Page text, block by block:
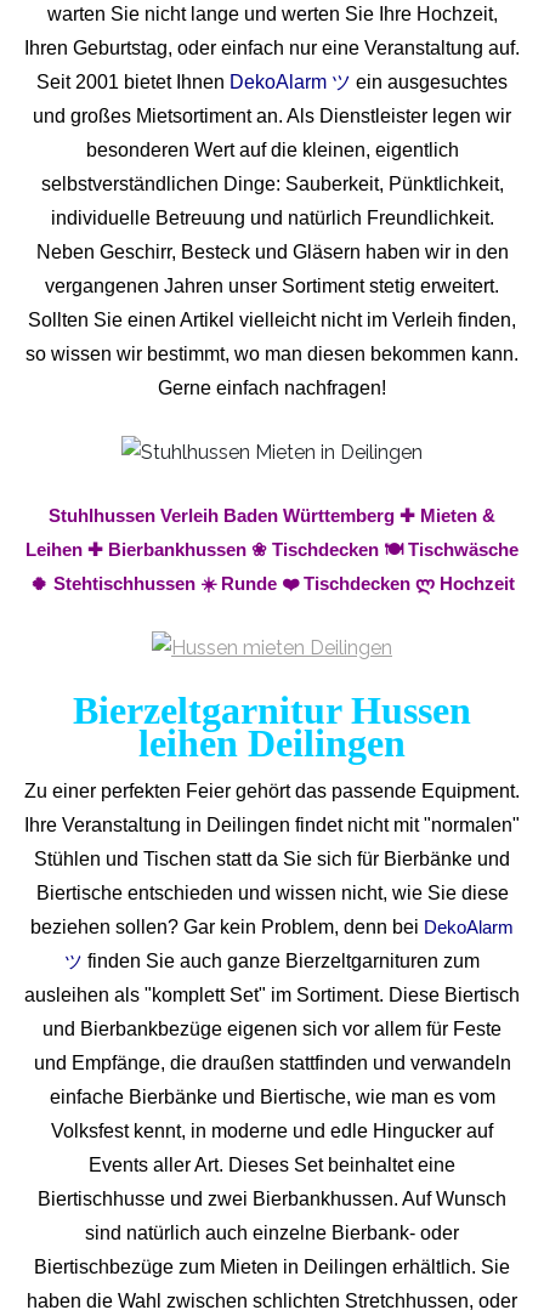
warten Sie nicht lange und werten Sie Ihre Hochzeit,
Ihren Geburtstag, oder einfach nur eine Veranstaltung auf.
Seit 2001 bietet Ihnen DekoAlarm ツ ein ausgesuchtes
und großes Mietsortiment an. Als Dienstleister legen wir
besonderen Wert auf die kleinen, eigentlich
selbstverständlichen Dinge: Sauberkeit, Pünktlichkeit,
individuelle Betreuung und natürlich Freundlichkeit.
Neben Geschirr, Besteck und Gläsern haben wir in den
vergangenen Jahren unser Sortiment stetig erweitert.
Sollten Sie einen Artikel vielleicht nicht im Verleih finden,
so wissen wir bestimmt, wo man diesen bekommen kann.
Gerne einfach nachfragen!
Stuhlhussen Verleih Baden Württemberg ✚ Mieten &
Leihen ✚ Bierbankhussen ❀ Tischdecken 🍽️ Tischwäsche
🍀 Stehtischhussen ☀️ Runde ❤️ Tischdecken ლ Hochzeit
Bierzeltgarnitur Hussen
leihen Deilingen
Zu einer perfekten Feier gehört das passende Equipment.
Ihre Veranstaltung in Deilingen findet nicht mit "normalen"
Stühlen und Tischen statt da Sie sich für Bierbänke und
Biertische entschieden und wissen nicht, wie Sie diese
beziehen sollen? Gar kein Problem, denn bei DekoAlarm
ツ finden Sie auch ganze Bierzeltgarnituren zum
ausleihen als "komplett Set" im Sortiment. Diese Biertisch
und Bierbankbezüge eigenen sich vor allem für Feste
und Empfänge, die draußen stattfinden und verwandeln
einfache Bierbänke und Biertische, wie man es vom
Volksfest kennt, in moderne und edle Hingucker auf
Events aller Art. Dieses Set beinhaltet eine
Biertischhusse und zwei Bierbankhussen. Auf Wunsch
sind natürlich auch einzelne Bierbank- oder
Biertischbezüge zum Mieten in Deilingen erhältlich. Sie
haben die Wahl zwischen schlichten Stretchhussen, oder